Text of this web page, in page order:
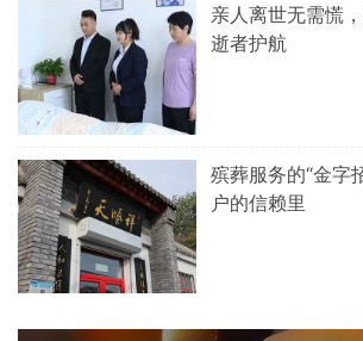
亲人离世无需慌
逝者护航
殡葬服务的“金字
户的信赖里